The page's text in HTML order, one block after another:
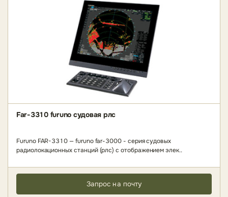
Far-3310 furuno судовая рлс
Furuno FAR-3310 — furuno far-3000 - серия судовых
радиолокационных станций (рлс) c отображением элек..
Запрос на почту